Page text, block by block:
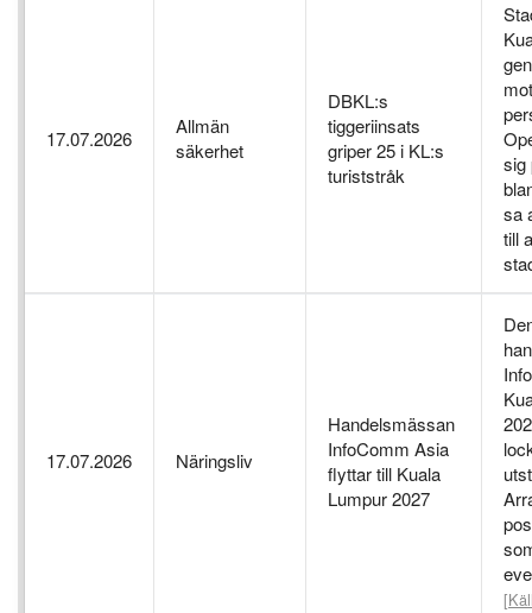
17.07.2026
Allmän
säkerhet
DBKL:s
tiggeriinsats
griper 25 i KL:s
turiststråk
sig
sa
till
17.07.2026 Näringsliv
Handelsmässan
InfoComm Asia
flyttar till Kuala
Lumpur 2027